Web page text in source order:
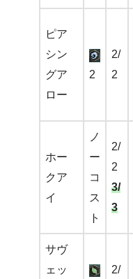
ピア
シン
グア
ロー
2
2/
2
ホー
クア
イ
ノ
ー
コ
ス
ト
2/
2
3/
3
サヴ
ェッ
2/